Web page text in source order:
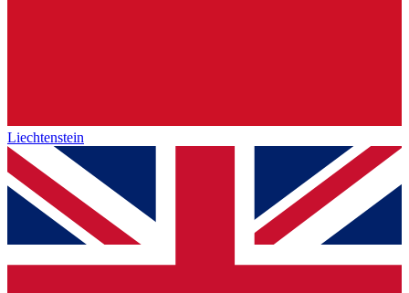
Liechtenstein